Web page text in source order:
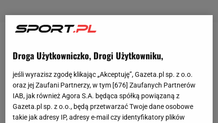
co nie posiada swojego odpowiednika w Polsce. Są
nadawane w bardzo swobodnym stylu, a
prowadzący, nawet jeżeli wiekiem znacznie
przewyższają rozmówcę (jak to miało miejsce w
przypadku 21-letniego Casado), szybko nawiązują z
Droga Użytkowniczko, Drogi Użytkowniku,
jeśli wyrazisz zgodę klikając „Akceptuję”, Gazeta.pl sp. z o.o.
oraz jej Zaufani Partnerzy, w tym [676] Zaufanych Partnerów
IAB, jak również Agora S.A. będąca spółką powiązaną z
Gazeta.pl sp. z o.o., będą przetwarzać Twoje dane osobowe
takie jak adresy IP, adresy e-mail czy identyfikatory plików